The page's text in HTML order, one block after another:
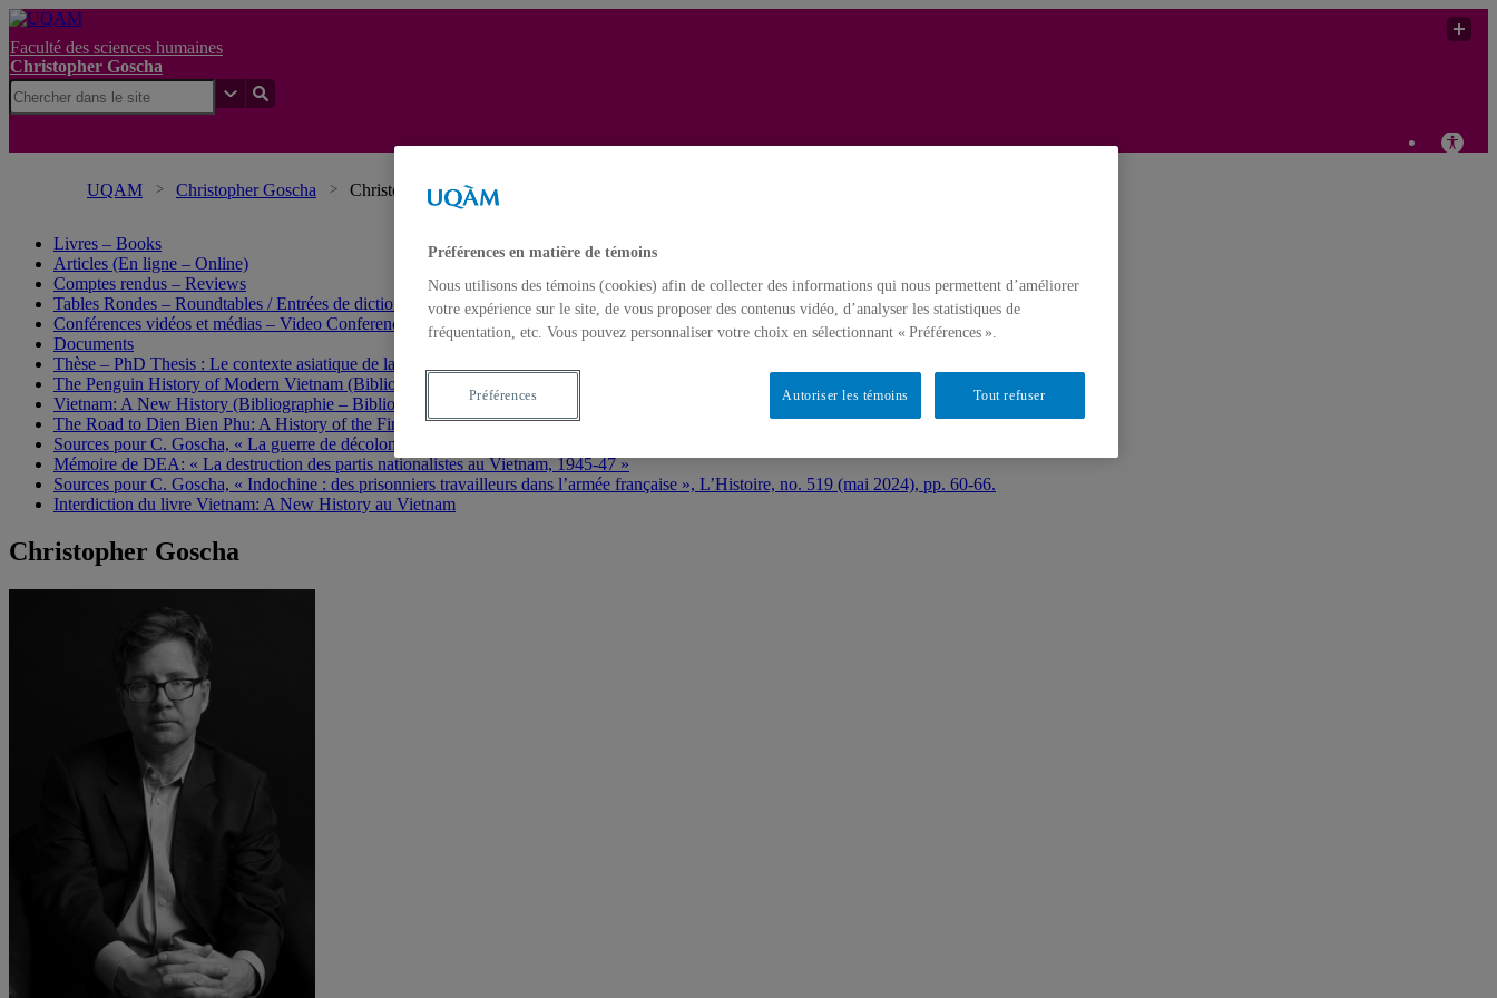
Faculté des sciences humaines
Christopher Goscha
UQAM Christopher Goscha Christopher Goscha
Livres – Books
Articles (En ligne – Online)
Comptes rendus – Reviews
Tables Rondes – Roundtables / Entrées de dictionnaire et d’encyclopédie – Dictionary and encyclopedia entries
Conférences vidéos et médias – Video Conferences and media
Documents
Thèse – PhD Thesis : Le contexte asiatique de la guerre d’Indochine
The Penguin History of Modern Vietnam (Bibliographie – Bibliography)
Vietnam: A New History (Bibliographie – Bibliography)
The Road to Dien Bien Phu: A History of the First War for Vietnam (Bibliographie – Bibliography)
Sources pour C. Goscha, « La guerre de décolonisation la plus violente du XXe siècle? », L’Histoire, no. 499 (septembre 2022), pp. 33-39.
Mémoire de DEA: « La destruction des partis nationalistes au Vietnam, 1945-47 »
Sources pour C. Goscha, « Indochine : des prisonniers travailleurs dans l’armée française », L’Histoire, no. 519 (mai 2024), pp. 60-66.
Interdiction du livre Vietnam: A New History au Vietnam
Christopher Goscha
Préférences en matière de témoins
Nous utilisons des témoins (cookies) afin de collecter des informations qui nous permettent d’améliorer
votre expérience sur le site, de vous proposer des contenus vidéo, d’analyser les statistiques de
fréquentation, etc. Vous pouvez personnaliser votre choix en sélectionnant « Préférences ».
Tout refuser
Autoriser les témoins
Préférences